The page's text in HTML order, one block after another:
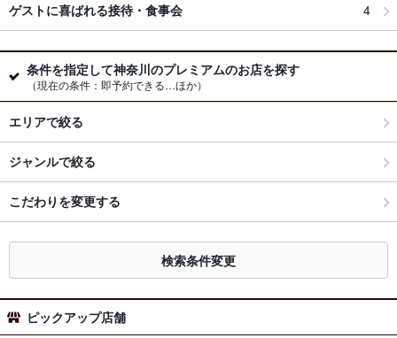
ゲストに喜ばれる接待・食事会 4
条件を指定して神奈川のプレミアムのお店を探す
（現在の条件：即予約できる…ほか）
エリアで絞る
ジャンルで絞る
こだわりを変更する
検索条件変更
ピックアップ店舗